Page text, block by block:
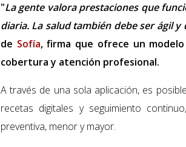
"La gente valora prestaciones que
diaria. La salud también debe ser ágil y
de Sofía, firma que ofrece un
cobertura y atención profesional.
A través de una sola aplicación, es
recetas digitales y seguimiento
preventiva, menor y mayor.